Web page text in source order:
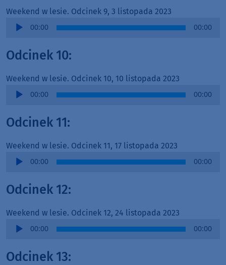
Weekend w lesie. Odcinek 9, 3 listopada 2023
Audio
00:00 00:00
Odcinek 10:
Weekend w lesie. Odcinek 10, 10 listopada 2023
Audio
00:00 00:00
Odcinek 11:
Weekend w lesie. Odcinek 11, 17 listopada 2023
Audio
00:00 00:00
Odcinek 12:
Weekend w lesie. Odcinek 12, 24 listopada 2023
Audio
00:00 00:00
Odcinek 13: